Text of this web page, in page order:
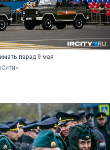
парад 9 мая